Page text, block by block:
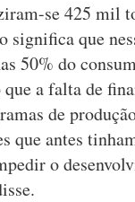
se 425 mil
significa que
50% do
a falta de
de
que antes
o